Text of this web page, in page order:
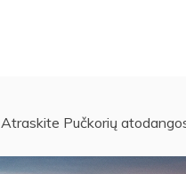
Atraskite Pučkorių